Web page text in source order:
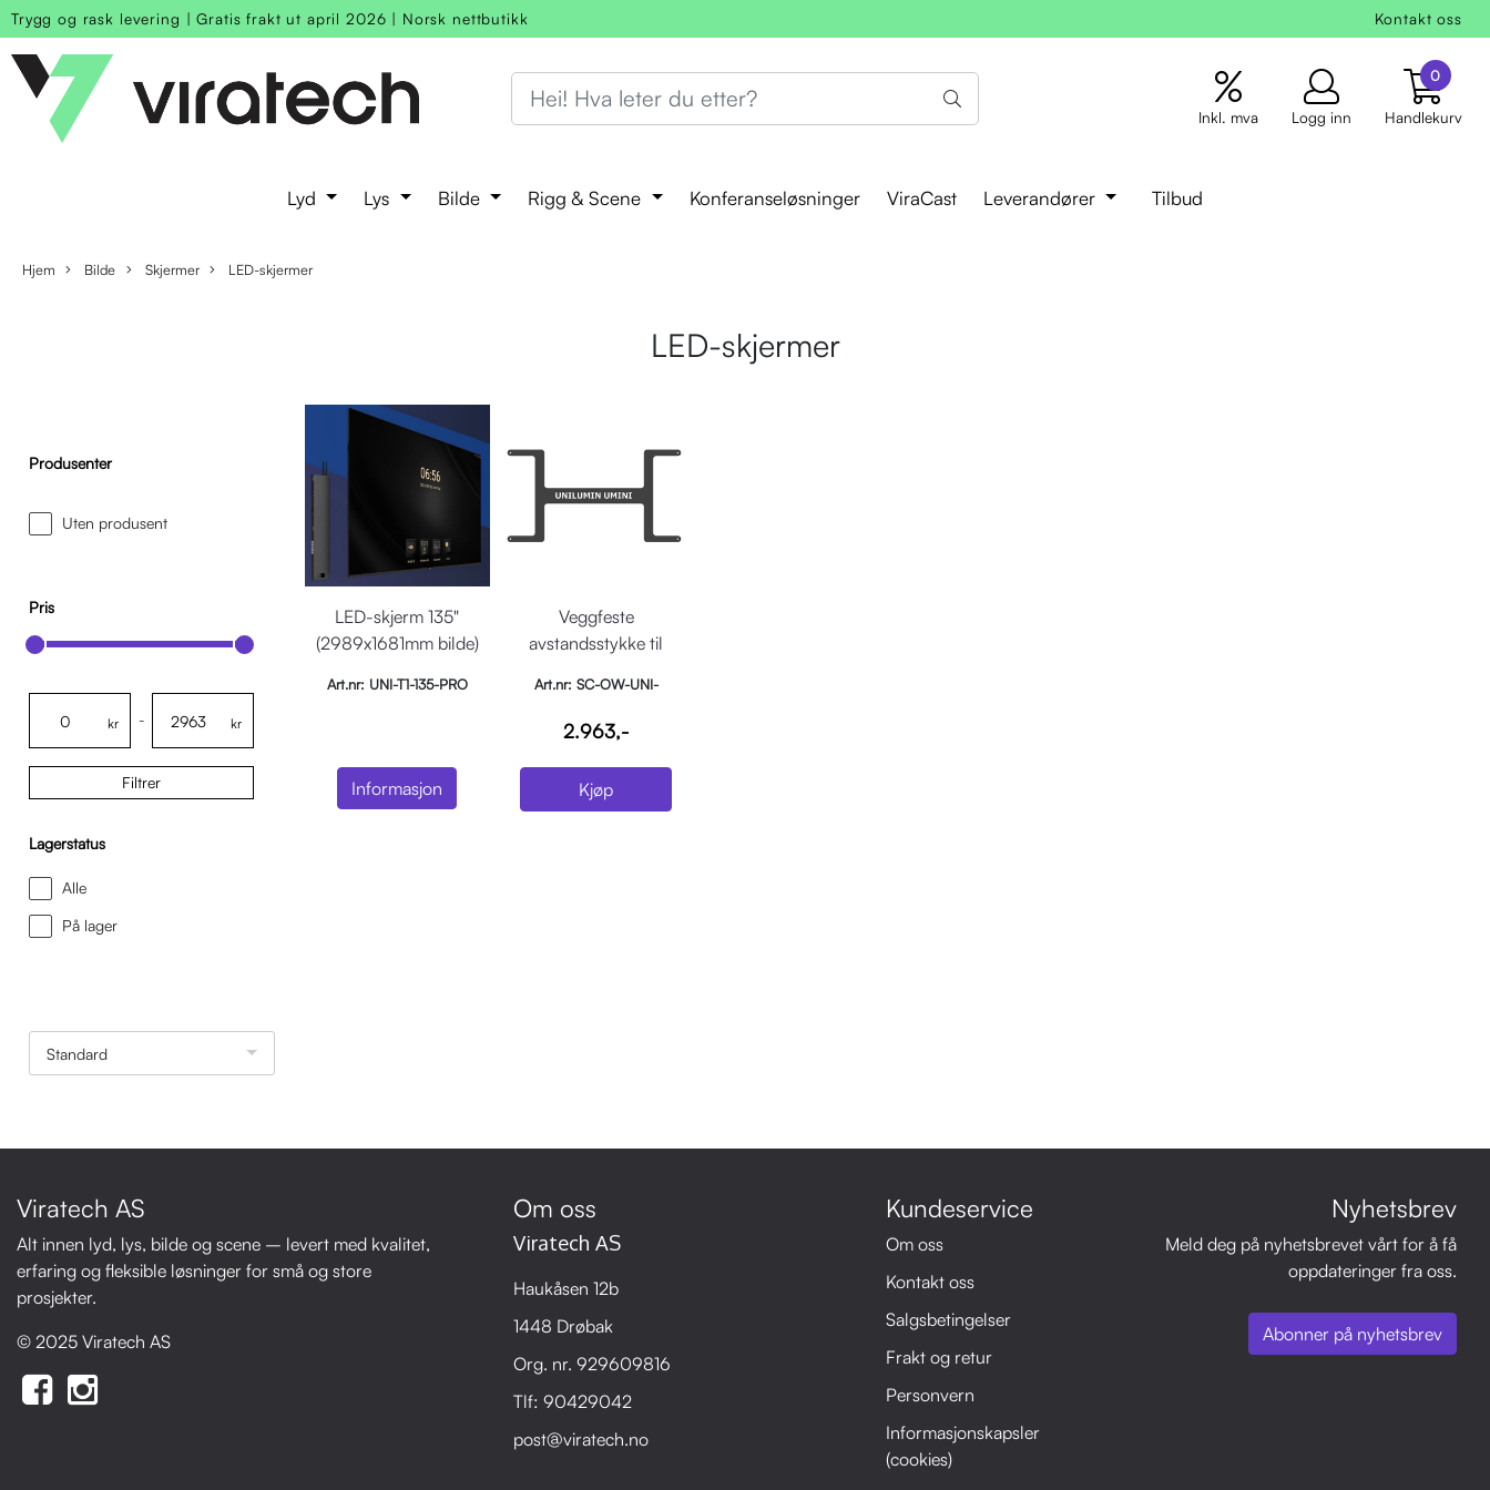
Trygg og rask levering |Gratis frakt ut april 2026 | Norsk nettbutikk Kontakt oss
Inkl. mva Logg inn
0
Handlekurv
Lyd Lys Bilde Rigg & Scene Konferanseløsninger ViraCast Leverandører Tilbud
Hjem Bilde Skjermer LED-skjermer
LED-skjermer
Produsenter
Uten produsent
Pris
kr - kr
Filtrer
Lagerstatus
Alle
På lager
Standard
LED-skjerm 135"
(2989x1681mm bilde)
Art.nr: UNI-T1-135-PRO
Informasjon
Veggfeste
avstandsstykke til
Svart
Art.nr: SC-OW-UNI-
2.963,-
Kjøp
Viratech AS
Alt innen lyd, lys, bilde og scene – levert med kvalitet,
erfaring og fleksible løsninger for små og store
prosjekter.
© 2025 Viratech AS
Om oss
Viratech AS
Haukåsen 12b
1448 Drøbak
Org. nr. 929609816
Tlf: 90429042
post@viratech.no
Kundeservice
Om oss
Kontakt oss
Salgsbetingelser
Frakt og retur
Personvern
Informasjonskapsler
(cookies)
Nyhetsbrev
Meld deg på nyhetsbrevet vårt for å få
oppdateringer fra oss.
Abonner på nyhetsbrev